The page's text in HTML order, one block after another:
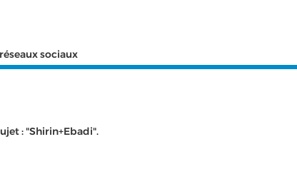
sociaux
: "Shirin+Ebadi".